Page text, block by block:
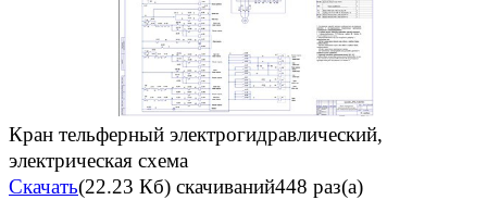
Кран тельферный электрогидравлический,
электрическая схема
Скачать(22.23 Кб) скачиваний448 раз(а)